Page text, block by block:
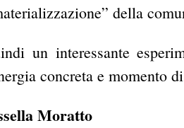
della
un interessante
concreta e momento
Moratto